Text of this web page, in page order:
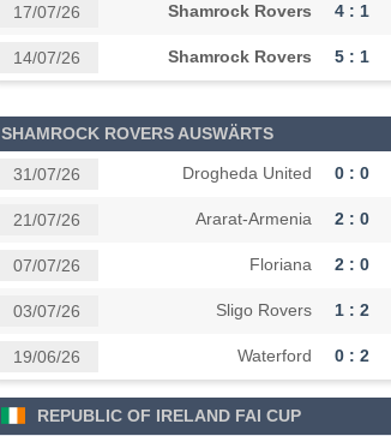
17/07/26 Shamrock Rovers 4 : 1
14/07/26 Shamrock Rovers 5 : 1
SHAMROCK ROVERS AUSWÄRTS
31/07/26 Drogheda United 0 : 0
21/07/26 Ararat-Armenia 2 : 0
07/07/26 Floriana 2 : 0
03/07/26 Sligo Rovers 1 : 2
19/06/26 Waterford 0 : 2
REPUBLIC OF IRELAND FAI CUP